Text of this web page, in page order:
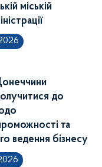
міській
до
та
ведення бізнесу